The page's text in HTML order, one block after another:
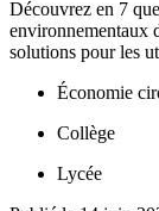
Découvrez en 7
environnementaux
solutions pour les
Économie
Collège
Lycée